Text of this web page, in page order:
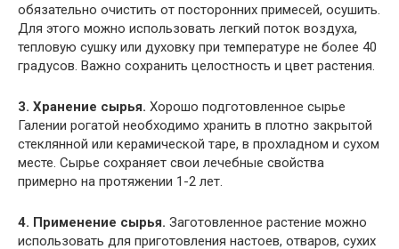
обязательно очистить от посторонних примесей, осушить.
Для этого можно использовать легкий поток воздуха,
тепловую сушку или духовку при температуре не более 40
градусов. Важно сохранить целостность и цвет растения.
3. Хранение сырья. Хорошо подготовленное сырье
Галении рогатой необходимо хранить в плотно закрытой
стеклянной или керамической таре, в прохладном и сухом
месте. Сырье сохраняет свои лечебные свойства
примерно на протяжении 1-2 лет.
4. Применение сырья. Заготовленное растение можно
использовать для приготовления настоев, отваров, сухих